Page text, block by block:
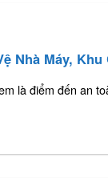
Nhà Máy,
là điểm đến an